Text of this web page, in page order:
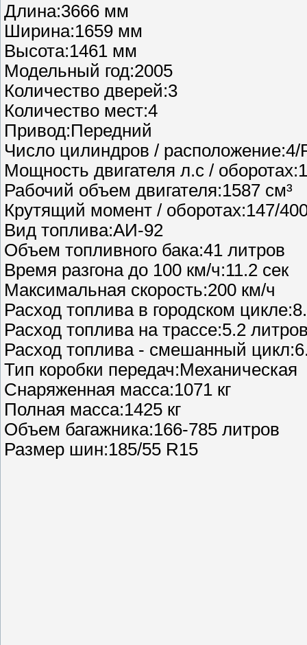
Длина:3666 мм
Ширина:1659 мм
Высота:1461 мм
Модельный год:2005
Количество дверей:3
Количество мест:4
Привод:Передний
Число цилиндров / расположение:4/
Мощность двигателя л.с /
Рабочий объем двигателя:1587 см³
Крутящий момент / оборотах:147/
Вид топлива:АИ-92
Объем топливного бака:41 литров
Время разгона до 100 км/ч:11.2 сек
Максимальная скорость:200 км/ч
Расход топлива в городском
Расход топлива на трассе:5.2
Расход топлива - смешанный
Тип коробки передач:Механическая
Снаряженная масса:1071 кг
Полная масса:1425 кг
Объем багажника:166-785 литров
Размер шин:185/55 R15